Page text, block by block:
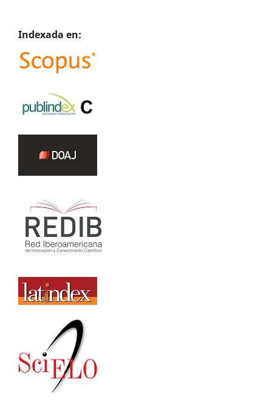
Indexada en: